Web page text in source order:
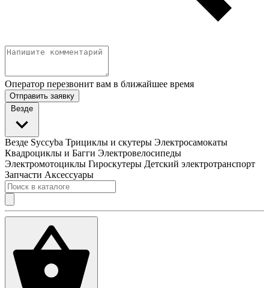
Оператор перезвонит вам в ближайшее время
Отправить заявку
Везде
Везде Syccyba Трициклы и скутеры Электросамокаты
Квадроциклы и Багги Электровелосипеды
Электромотоциклы Гироскутеры Детский электротранспорт
Запчасти Аксессуары